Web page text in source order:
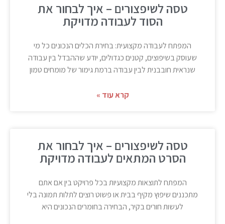
טסה לשיפצורים – איך לבחור את
הסוד לעבודה מדויקת
המפתח לעבודה מקצועית: בחירת הכלים הנכונים כל מי
שעוסק בשיפוצים, קטנים כגדולים, יודע שההבדל בין עבודה
שנראית חובבנית לבין עבודה ברמת גימור של מומחים טמון
קרא עוד »
טסה לשיפצורים – איך לבחור את
הסרט המתאים לעבודה מדויקת
המפתח לתוצאות מקצועיות בכל פרויקט בין אם אתם
מתכננים שיפוץ מקיף בבית או פשוט רוצים לתלות תמונה בלי
לעשות חורים בקיר, הבחירה בחומרים הנכונים היא